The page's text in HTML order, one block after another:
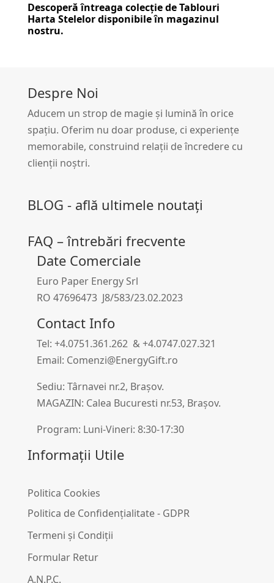
Descoperă întreaga colecție deTablouri
Harta Stelelordisponibile în magazinul
nostru.
Despre Noi
Aducem un strop de magie și lumină în orice
spațiu. Oferim nu doar produse, ci experiențe
memorabile, construind relații de încredere cu
clienții noștri.
BLOG - află ultimele noutați
FAQ – întrebări frecvente
Date Comerciale
Euro Paper Energy Srl
RO 47696473 J8/583/23.02.2023
Contact Info
Tel: +4.0751.361.262 & +4.0747.027.321
Email: Comenzi@EnergyGift.ro
Sediu: Târnavei nr.2, Brașov.
MAGAZIN: Calea Bucuresti nr.53, Brașov.
Program: Luni-Vineri: 8:30-17:30
Informații Utile
Politica Cookies
Politica de Confidențialitate - GDPR
Termeni și Condiții
Formular Retur
A.N.P.C.